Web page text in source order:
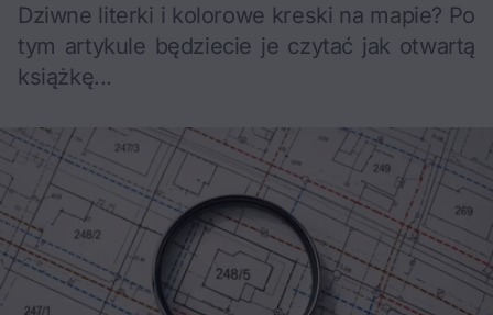
Dziwne literki i kolorowe kreski na mapie? Po
tym artykule będziecie je czytać jak otwartą
książkę...